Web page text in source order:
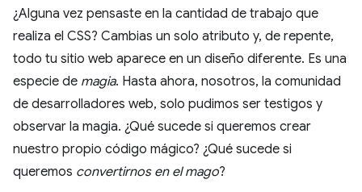
¿Alguna vez pensaste en la cantidad de trabajo que
realiza el CSS? Cambias un solo atributo y, de repente,
todo tu sitio web aparece en un diseño diferente. Es una
especie de magia. Hasta ahora, nosotros, la comunidad
de desarrolladores web, solo pudimos ser testigos y
observar la magia. ¿Qué sucede si queremos crear
nuestro propio código mágico? ¿Qué sucede si
queremos convertirnos en el mago?